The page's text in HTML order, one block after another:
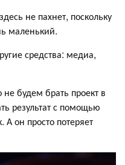
не пахнет, поскольку
маленький.
средства: медиа,
будем брать проект в
результат с помощью
он просто потеряет